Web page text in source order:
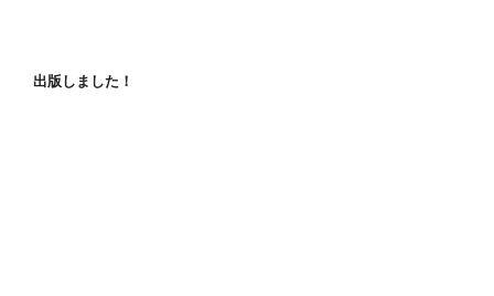
出版しました！